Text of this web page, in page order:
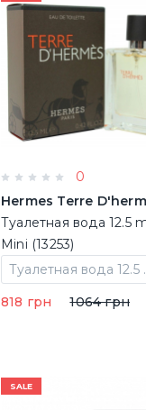
0
Hermes Terre
Туалетная вода 12.5
Mini (13253)
818 грн
1064 грн
SALE